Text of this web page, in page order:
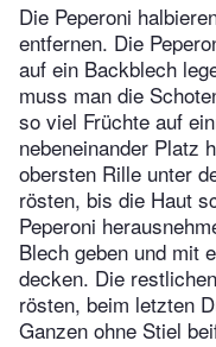
Die Peperoni
entfernen. Die
auf ein Backblech
muss man die
so viel Früchte auf
nebeneinander Platz
obersten Rille unter
rösten, bis die Haut
Peperoni
Blech geben und mit
decken. Die
rösten, beim letzten
Ganzen ohne Stiel